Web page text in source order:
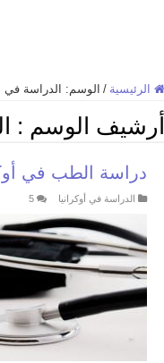
الرئيسية / الوسم: الدراسة في
أرشيف الوسم :
دراسة الطب في أوكرانيا 2021 – الدليل
الدراسة في أوكرانيا 5